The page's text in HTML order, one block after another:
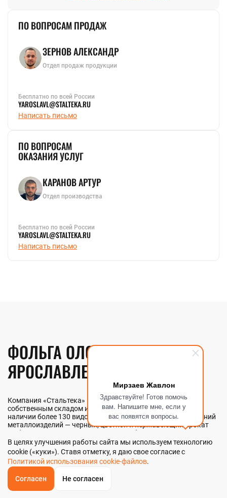
Мирзаев Жавлон
Здравствуйте! Готов помочь
вам. Напишите мне, если у
вас появятся вопросы.
ОБРАТНЫЙЗВОНОК
ПО ВОПРОСАМ ПРОДАЖ
ЗЕРНОВ АЛЕКСАНДР
Отдел продаж продукции
Бесплатно по всей России
YAROSLAVL@STALTEKA.RU
Написать письмо
ПО ВОПРОСАМ
ОКАЗАНИЯ УСЛУГ
КАРАНОВ АРТУР
Отдел производства
Бесплатно по всей России
YAROSLAVL@STALTEKA.RU
Написать письмо
ФОЛЬГА ОЛОВЯННАЯ В
ЯРОСЛАВЛЕ
Компания «Стальтека» — поставщик металлопроката с
собственным складом и производством в Ярославле. В
наличии более 130 видов металлопроката и 70 наименований
металлоизделий — черный, цветной и нержавеющий прокат
любых типоразмеров. Мы реализуем фольгу оловянную как
оптом, так и в розницу прямо со склада из наличия или под
заказ. Контроль качества на всех этапах — от входного
анализа до отгрузки.
НАШИ ПРЕИМУЩЕСТВА
Главная
В целях улучшения работы сайта мы используем технологию
cookie («куки»). Ставя отметку, я даю свое согласие с
Политикой использования cookie-файлов.
Согласен Не согласен